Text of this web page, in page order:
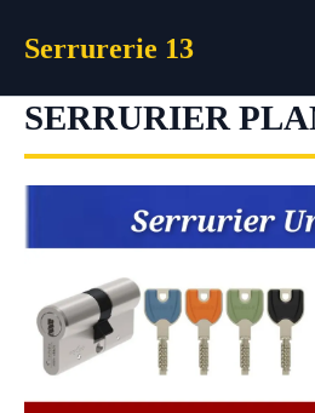
Serrurerie 13
SERRURIER